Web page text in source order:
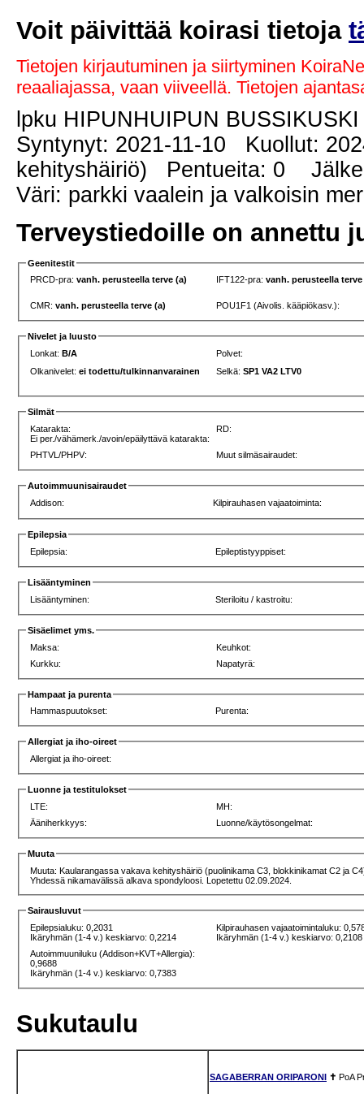
Voit päivittää koirasi tietoja
Tietojen kirjautuminen ja siirtyminen
reaaliajassa, vaan viiveellä. Tietojen
lpku HIPUNHUIPUN
Syntynyt: 2021-11-10 Kuollut:
kehityshäiriö) Pentueita: 0
Väri: parkki vaalein ja valkoisin
Terveystiedoille on annettu
Geenitestit
PRCD-pra:vanh. perusteella terve (a) IFT122-pra:vanh. perusteella terve
CMR:vanh. perusteella terve (a) POU1F1 (Aivolis. kääpiökasv.):
Nivelet ja luusto
Lonkat:B/A
Polvet:
Olkanivelet:ei todettu/tulkinnanvarainen Selkä:SP1 VA2 LTV0
Silmät
Katarakta:
Ei per./vähämerk./avoin/epäilyttävä katarakta:
RD:
PHTVL/PHPV: Muut silmäsairaudet:
Autoimmuunisairaudet
Addison:
Kilpirauhasen vajaatoiminta:
Epilepsia
Epilepsia:
Epileptistyyppiset:
Lisääntyminen
Lisääntyminen:
Steriloitu / kastroitu:
Sisäelimet yms.
Maksa:
Keuhkot:
Kurkku:
Napatyrä:
Hampaat ja purenta
Hammaspuutokset:
Purenta:
Allergiat ja iho-oireet
Allergiat ja iho-oireet:
Luonne ja testitulokset
LTE:
MH:
Ääniherkkyys:
Luonne/käytösongelmat:
Muuta
Muuta: Kaularangassa vakava kehityshäiriö (puolinikama C3, blokkinikamat C2 ja
Yhdessä nikamavälissä alkava spondyloosi. Lopetettu 02.09.2024.
Sairausluvut
Epilepsialuku: 0,2031
Ikäryhmän (1-4 v.) keskiarvo: 0,2214
Kilpirauhasen vajaatoimintaluku:
Ikäryhmän (1-4 v.) keskiarvo: 0,2108
Autoimmuuniluku (Addison+KVT+Allergia):
0,9688
Ikäryhmän (1-4 v.) keskiarvo: 0,7383
Sukutaulu
SAGABERRAN ORIPARONI ✝ PoA